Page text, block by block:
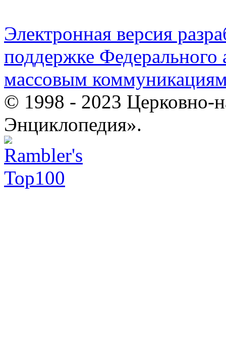
Электронная версия
поддержке Федерального
массовым
© 1998 - 2023 Церковно-
Энциклопедия».